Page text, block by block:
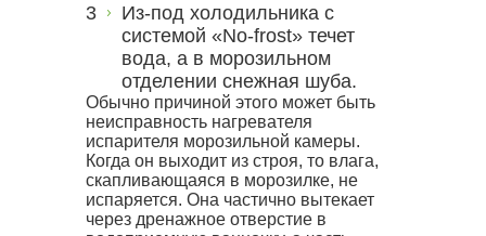
Из-под холодильника с
системой «No-frost» течет
вода, а в морозильном
отделении снежная шуба.
Обычно причиной этого может быть
неисправность нагревателя
испарителя морозильной камеры.
Когда он выходит из строя, то влага,
скапливающаяся в морозилке, не
испаряется. Она частично вытекает
через дренажное отверстие в